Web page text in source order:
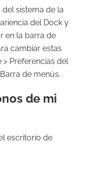
del sistema de la
del Dock y
en la barra de
cambiar estas
Preferencias del
de menús.
de mi
escritorio de